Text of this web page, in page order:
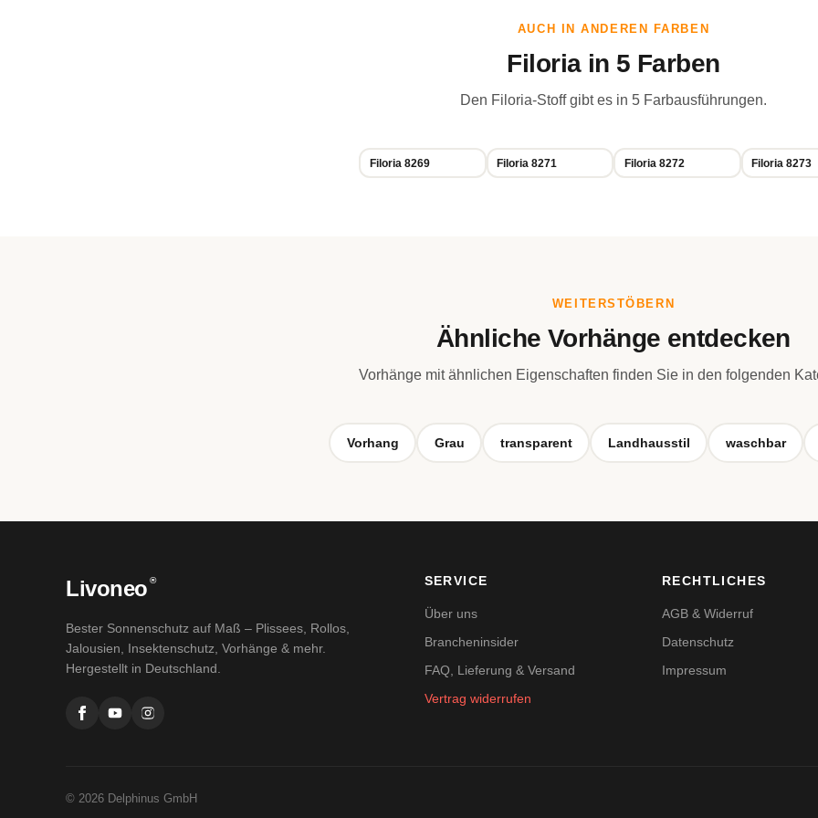
AUCH IN ANDEREN FARBEN
Filoria in 5 Farben
Den Filoria-Stoff gibt es in 5 Farbausführungen.
Filoria 8269 Filoria 8271 Filoria 8272 Filoria 8273
WEITERSTÖBERN
Ähnliche Vorhänge entdecken
Vorhänge mit ähnlichen Eigenschaften finden Sie in den folgenden
Vorhang Grau transparent Landhausstil waschbar
Livoneo ®
Bester Sonnenschutz auf Maß – Plissees, Rollos,
Jalousien, Insektenschutz, Vorhänge & mehr.
Hergestellt in Deutschland.
SERVICE
Über uns
Brancheninsider
FAQ, Lieferung & Versand
Vertrag widerrufen
RECHTLICHES
AGB & Widerruf
Datenschutz
Impressum
© 2026 Delphinus GmbH